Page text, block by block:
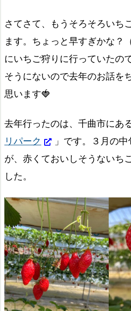
さてさて、もうそろそろいち
ます。ちょっと早すぎかな？
にいちご狩りに行っていたの
そうにないので去年のお話を
思います🍓
去年行ったのは、千曲市にあ
リパーク
」です。３月の
が、赤くておいしそうないち
した。